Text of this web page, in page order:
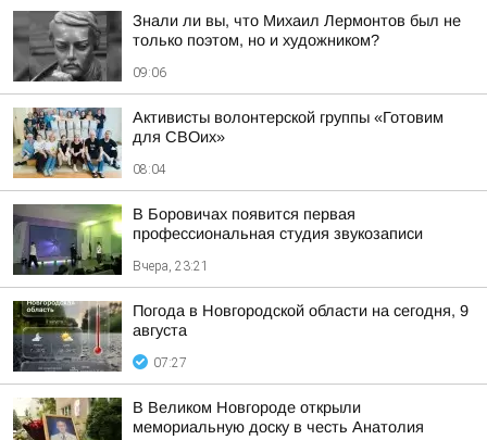
Знали ли вы, что Михаил Лермонтов был не
только поэтом, но и художником?
09:06
Активисты волонтерской группы «Готовим
для СВОих»
08:04
В Боровичах появится первая
профессиональная студия звукозаписи
Вчера, 23:21
Погода в Новгородской области на сегодня, 9
августа
07:27
В Великом Новгороде открыли
мемориальную доску в честь Анатолия